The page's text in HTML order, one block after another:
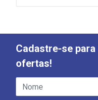
Cadastre-se
ofertas!